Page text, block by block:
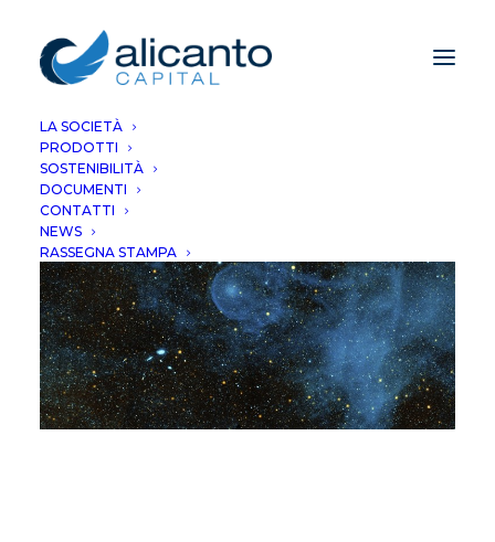
LA SOCIETÀ
PRODOTTI
SOSTENIBILITÀ
DOCUMENTI
CONTATTI
NEWS
RASSEGNA STAMPA